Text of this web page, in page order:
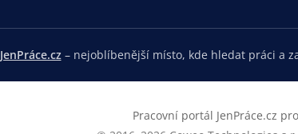
JenPráce.cz– nejoblíbenější místo, kde hledat práci a
Pracovní portál JenPráce.cz